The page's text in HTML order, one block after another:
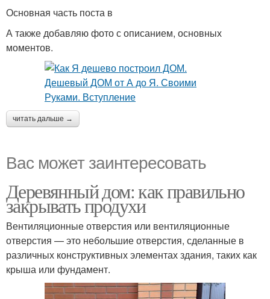
Основная часть поста в
А также добавляю фото с описанием, основных
моментов.
читать дальше →
Вас может заинтересовать
Деревянный дом: как правильно
закрывать продухи
Вентиляционные отверстия или вентиляционные
отверстия — это небольшие отверстия, сделанные в
различных конструктивных элементах здания, таких как
крыша или фундамент.